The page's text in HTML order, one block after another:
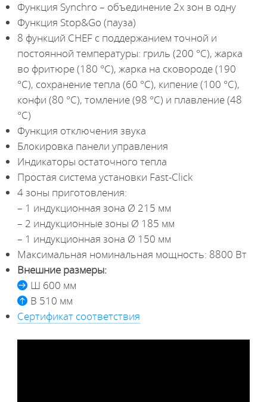
Функция Synchro – объединение 2х зон в одну
Функция Stop&Go (пауза)
8 функций CHEF с поддержанием точной и
постоянной температуры: гриль (200 °С), жарка
во фритюре (180 °С), жарка на сковороде (190
°С), сохранение тепла (60 °С), кипение (100 °С),
конфи (80 °С), томление (98 °С) и плавление (48
°С)
Функция отключения звука
Блокировка панели управления
Индикаторы остаточного тепла
Простая система установки Fast-Click
4 зоны приготовления:
– 1 индукционная зона Ø 215 мм
– 2 индукционные зоны Ø 185 мм
– 1 индукционная зона Ø 150 мм
Максимальная номинальная мощность: 8800 Вт
Внешние размеры:
Ш 600 мм
В 510 мм
Сертификат соответствия